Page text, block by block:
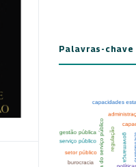
Palavras-chave